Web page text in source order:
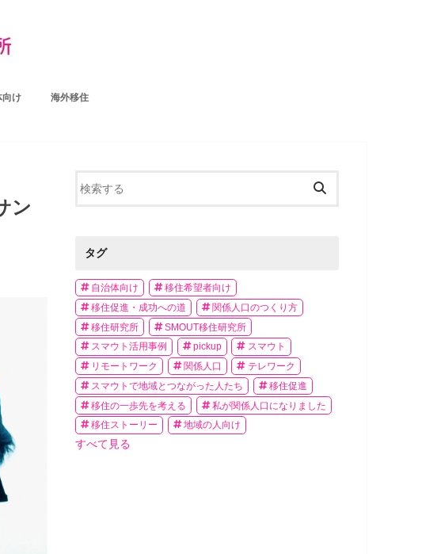
向け 海外移住
ン
タグ
自治体向け
移住希望者向け
移住促進・成功への道
関係人口のつくり方
移住研究所
SMOUT移住研究所
スマウト活用事例
pickup
スマウト
リモートワーク
関係人口
テレワーク
スマウトで地域とつながった人たち
移住促進
移住の一歩先を考える
私が関係人口になりました
移住ストーリー
地域の人向け
すべて見る